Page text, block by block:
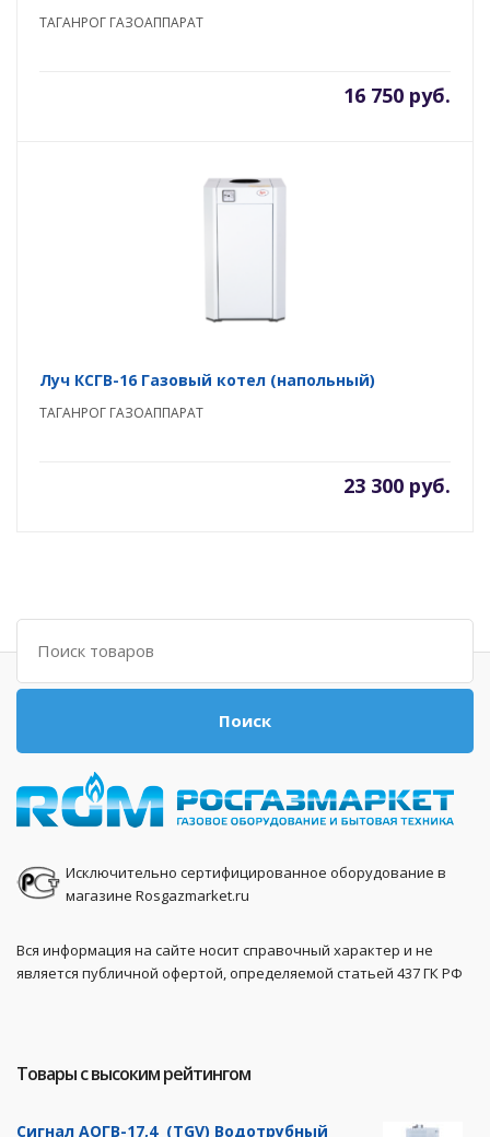
ТАГАНРОГ ГАЗОАППАРАТ
16 750 руб.
Луч КСГВ-16 Газовый котел (напольный)
ТАГАНРОГ ГАЗОАППАРАТ
23 300 руб.
Поиск
Поиск
Исключительно сертифицированное оборудование в
магазине Rosgazmarket.ru
Вся информация на сайте носит справочный характер и не
является публичной офертой, определяемой статьей 437 ГК РФ
Товары с высоким рейтингом
Сигнал АОГВ-17,4 (TGV) Водотрубный